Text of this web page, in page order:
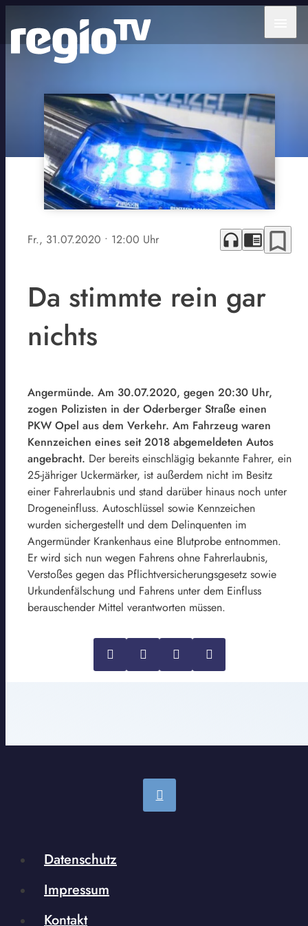
Fr., 31.07.2020 • 12:00 Uhr headphones chrome_reader_mode bookmark_border
Da stimmte rein gar
nichts
Angermünde. Am 30.07.2020, gegen 20:30 Uhr,
zogen Polizisten in der Oderberger Straße einen
PKW Opel aus dem Verkehr. Am Fahrzeug waren
Kennzeichen eines seit 2018 abgemeldeten Autos
angebracht. Der bereits einschlägig bekannte Fahrer, ein
25-jähriger Uckermärker, ist außerdem nicht im Besitz
einer Fahrerlaubnis und stand darüber hinaus noch unter
Drogeneinfluss. Autoschlüssel sowie Kennzeichen
wurden sichergestellt und dem Delinquenten im
Angermünder Krankenhaus eine Blutprobe entnommen.
Er wird sich nun wegen Fahrens ohne Fahrerlaubnis,
Verstoßes gegen das Pflichtversicherungsgesetz sowie
Urkundenfälschung und Fahrens unter dem Einfluss
berauschender Mittel verantworten müssen.
Datenschutz
Impressum
Kontakt